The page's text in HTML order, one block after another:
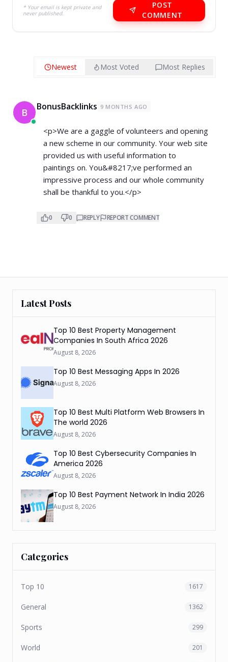
* Your email is kept private and
never published.
POST
COMMENT
Newest Most Voted Most Replies
B BonusBacklinks 9 MONTHS AGO
<p>We are a gaggle of volunteers and opening
a new scheme in our community. Your web site
provided us with useful information to
paintings on. You&#8217;ve performed an
impressive process and our whole community
shall be thankful to you.</p>
0 0 REPLY REPORT COMMENT
Latest Posts
Top 10 Best Property Management
Companies In South Africa 2026
August 8, 2026
Top 10 Best Messaging Apps In 2026
August 8, 2026
Top 10 Best Multi Platform Web Browsers In
The world 2026
August 8, 2026
Top 10 Best Cybersecurity Companies In
America 2026
August 8, 2026
Top 10 Best Payment Network In India 2026
August 8, 2026
Categories
Top 10 1617
General 1362
Sports 299
World 201